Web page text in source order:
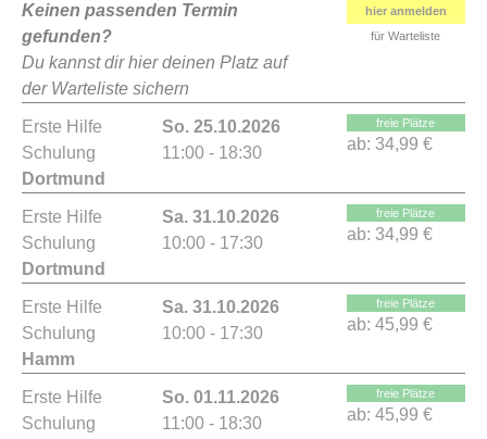
Keinen passenden Termin
gefunden?
Du kannst dir hier deinen Platz auf
der Warteliste sichern
hier anmelden
für Warteliste
Erste Hilfe
Schulung
Dortmund
So. 25.10.2026
11:00 - 18:30
freie Plätze
ab: 34,99 €
Erste Hilfe
Schulung
Dortmund
Sa. 31.10.2026
10:00 - 17:30
freie Plätze
ab: 34,99 €
Erste Hilfe
Schulung
Hamm
Sa. 31.10.2026
10:00 - 17:30
freie Plätze
ab: 45,99 €
Erste Hilfe
Schulung
So. 01.11.2026
11:00 - 18:30
freie Plätze
ab: 45,99 €